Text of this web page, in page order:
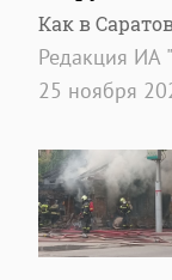
Как в
Редакция ИА
25 ноября